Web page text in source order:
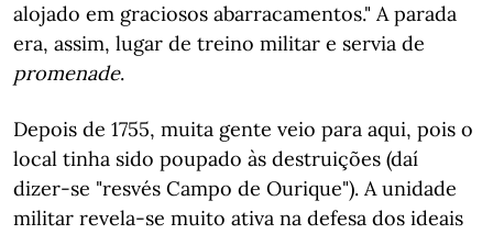
alojado em graciosos abarracamentos." A parada
era, assim, lugar de treino militar e servia de
promenade.
Depois de 1755, muita gente veio para aqui, pois o
local tinha sido poupado às destruições (daí
dizer-se "resvés Campo de Ourique"). A unidade
militar revela-se muito ativa na defesa dos ideais